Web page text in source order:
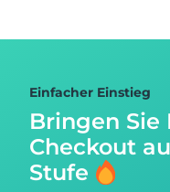
Einfacher Einstieg
Bringen Sie
Checkout
Stufe